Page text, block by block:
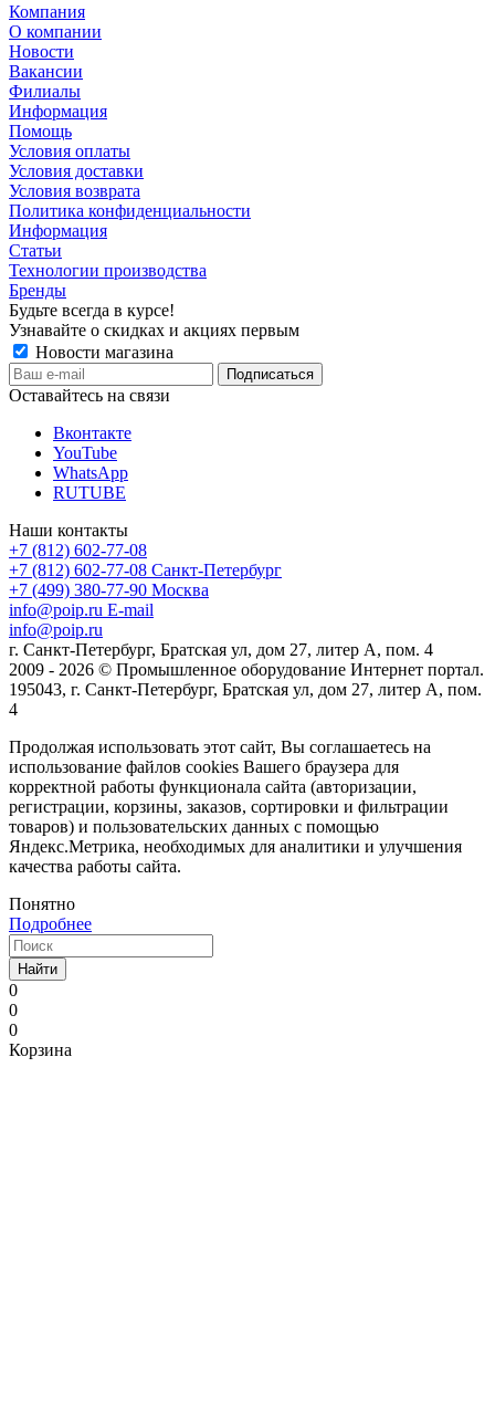
Компания
О компании
Новости
Вакансии
Филиалы
Информация
Помощь
Условия оплаты
Условия доставки
Условия возврата
Политика конфиденциальности
Информация
Статьи
Технологии производства
Бренды
Будьте всегда в курсе!
Узнавайте о скидках и акциях первым
Новости магазина
Оставайтесь на связи
Вконтакте
YouTube
WhatsApp
RUTUBE
Наши контакты
+7 (812) 602-77-08
+7 (812) 602-77-08 Санкт-Петербург
+7 (499) 380-77-90 Москва
info@poip.ru E-mail
info@poip.ru
г. Санкт-Петербург, Братская ул, дом 27, литер А, пом. 4
2009 - 2026 © Промышленное оборудование Интернет портал.
195043, г. Санкт-Петербург, Братская ул, дом 27, литер А, пом.
4
Продолжая использовать этот сайт, Вы соглашаетесь на
использование файлов cookies Вашего браузера для
корректной работы функционала сайта (авторизации,
регистрации, корзины, заказов, сортировки и фильтрации
товаров) и пользовательских данных с помощью
Яндекс.Метрика, необходимых для аналитики и улучшения
качества работы сайта.
Понятно
Подробнее
Найти
0
0
0
Корзина